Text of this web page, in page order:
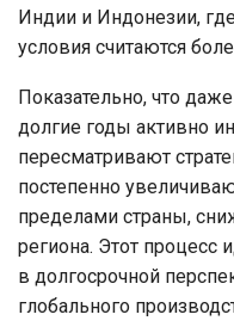
Индии и Индонезии,
условия считаются
Показательно, что
долгие годы активно
пересматривают
постепенно
пределами страны,
региона. Этот процесс
в долгосрочной
глобального